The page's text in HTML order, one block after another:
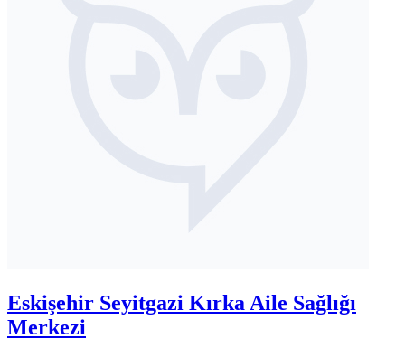
Eskişehir Seyitgazi Kırka Aile Sağlığı
Merkezi